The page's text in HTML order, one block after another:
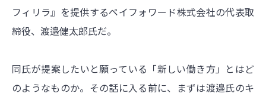
フィリラ』を提供するペイフォワード株式会社の代表取
締役、渡邉健太郎氏だ。
同氏が提案したいと願っている「新しい働き方」とはど
のようなものか。その話に入る前に、まずは渡邉氏のキ